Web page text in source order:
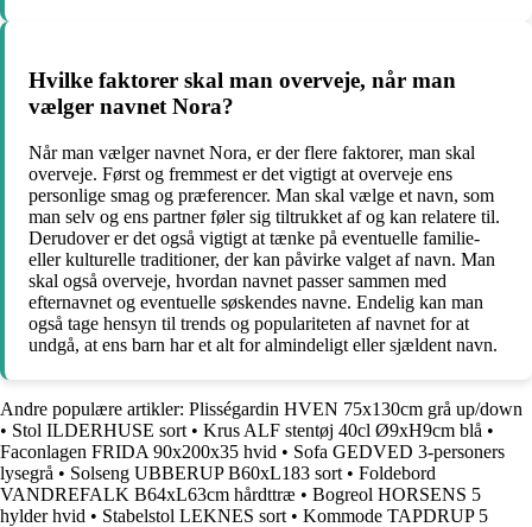
Hvilke faktorer skal man overveje, når man
vælger navnet Nora?
Når man vælger navnet Nora, er der flere faktorer, man skal
overveje. Først og fremmest er det vigtigt at overveje ens
personlige smag og præferencer. Man skal vælge et navn, som
man selv og ens partner føler sig tiltrukket af og kan relatere til.
Derudover er det også vigtigt at tænke på eventuelle familie-
eller kulturelle traditioner, der kan påvirke valget af navn. Man
skal også overveje, hvordan navnet passer sammen med
efternavnet og eventuelle søskendes navne. Endelig kan man
også tage hensyn til trends og populariteten af navnet for at
undgå, at ens barn har et alt for almindeligt eller sjældent navn.
Andre populære artikler: Plisségardin HVEN 75x130cm grå up/down
• Stol ILDERHUSE sort • Krus ALF stentøj 40cl Ø9xH9cm blå •
Faconlagen FRIDA 90x200x35 hvid • Sofa GEDVED 3-personers
lysegrå • Solseng UBBERUP B60xL183 sort • Foldebord
VANDREFALK B64xL63cm hårdttræ • Bogreol HORSENS 5
hylder hvid • Stabelstol LEKNES sort • Kommode TAPDRUP 5